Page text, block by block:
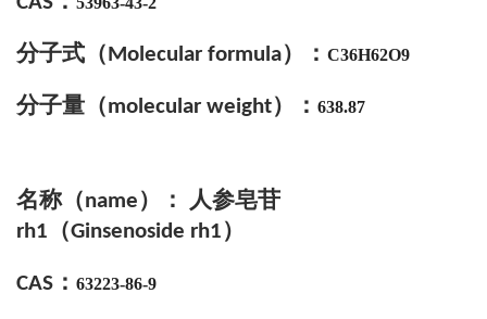
分子式 （ Molecular formula） ： C36H62O9
分子量（molecular weight）： 638.87
名称（name）： 人参皂苷
rh1 （Ginsenoside rh1）
CAS ： 63223-86-9